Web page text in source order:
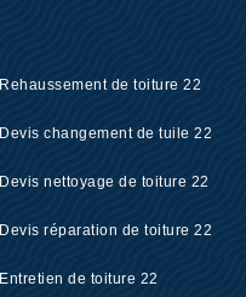
Rehaussement de toiture 22
Devis changement de tuile 22
Devis nettoyage de toiture 22
Devis réparation de toiture 22
Entretien de toiture 22